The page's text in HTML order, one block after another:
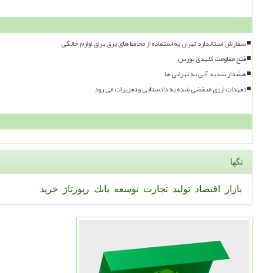
سفارش استاندارد تهران به استفاده از محافظ های برق برای لوازم خانگی
فتح مقاومت کلیدی بورس
هشدار شدید آبی به تهرانی ها
تعهدات ارزی منقضی شده به دادستانی و تعزیرات می رود
تگها
بازار اقتصاد تولید تجارت توسعه بانك رپورتاژ خرید